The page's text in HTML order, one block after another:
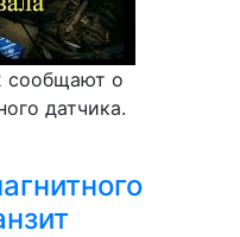
сообщают о
датчика.